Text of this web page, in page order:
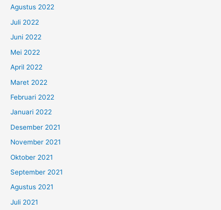
Agustus 2022
Juli 2022
Juni 2022
Mei 2022
April 2022
Maret 2022
Februari 2022
Januari 2022
Desember 2021
November 2021
Oktober 2021
September 2021
Agustus 2021
Juli 2021